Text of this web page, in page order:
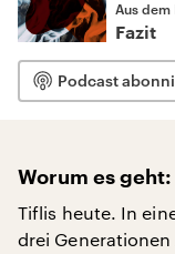
Aus dem
Fazit
Podcast
Worum es geht:
Tiflis heute. In
drei